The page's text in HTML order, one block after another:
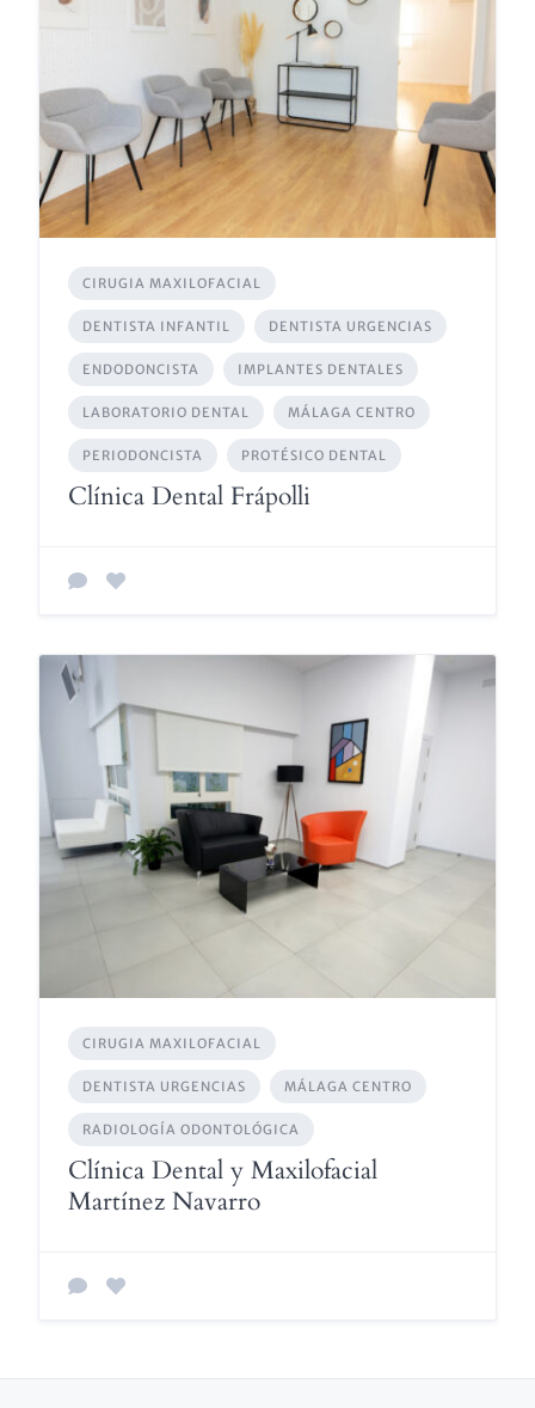
CIRUGIA MAXILOFACIAL
DENTISTA INFANTIL DENTISTA URGENCIAS
ENDODONCISTA IMPLANTES DENTALES
LABORATORIO DENTAL MÁLAGA CENTRO
PERIODONCISTA PROTÉSICO DENTAL
Clínica Dental Frápolli
CIRUGIA MAXILOFACIAL
DENTISTA URGENCIAS MÁLAGA CENTRO
RADIOLOGÍA ODONTOLÓGICA
Clínica Dental y Maxilofacial
Martínez Navarro